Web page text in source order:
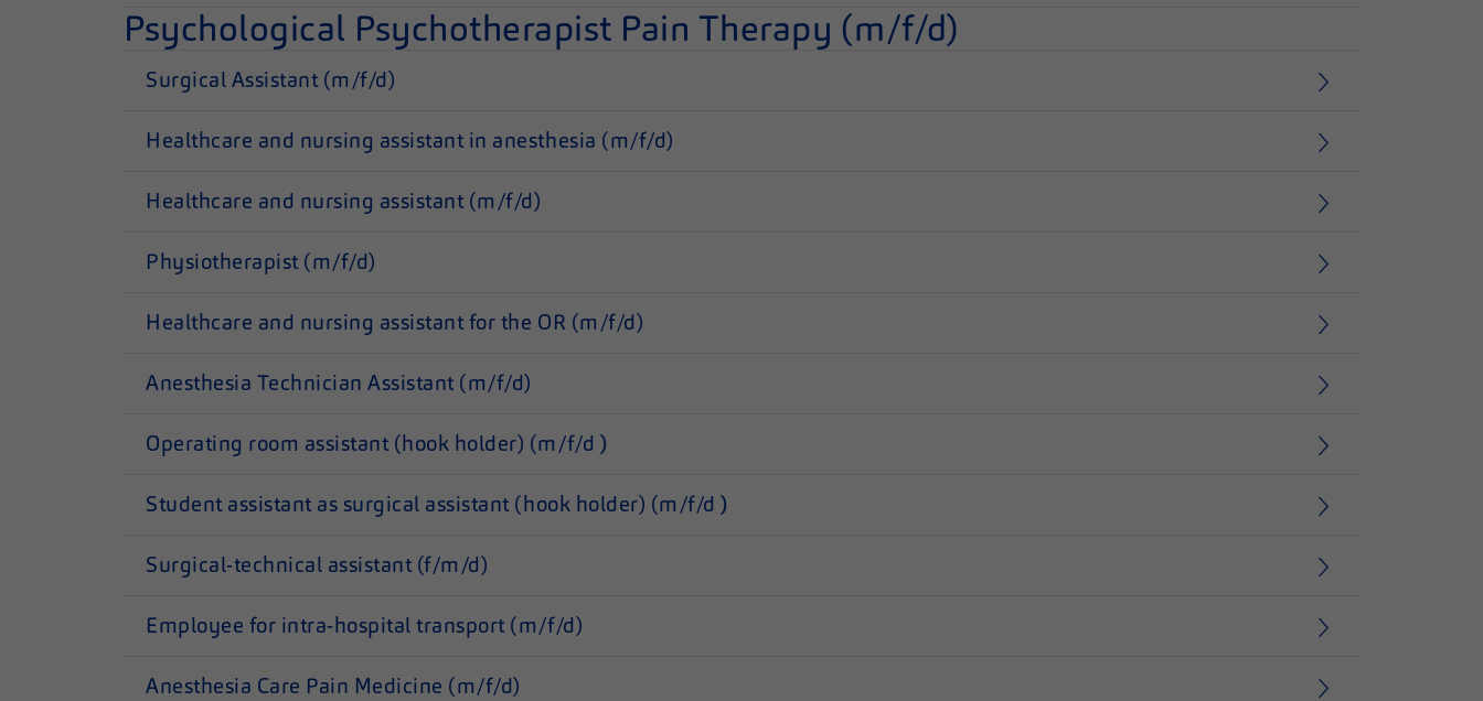
Psychological Psychotherapist Pain Therapy (m/f/d)
Surgical Assistant (m/f/d)
Healthcare and nursing assistant in anesthesia (m/f/d)
Healthcare and nursing assistant (m/f/d)
Physiotherapist (m/f/d)
Healthcare and nursing assistant for the OR (m/f/d)
Anesthesia Technician Assistant (m/f/d)
Operating room assistant (hook holder) (m/f/d )
Student assistant as surgical assistant (hook holder) (m/f/d)
Surgical-technical assistant (f/m/d)
Employee for intra-hospital transport (m/f/d)
Anesthesia Care Pain Medicine (m/f/d)